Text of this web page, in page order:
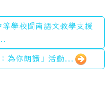
學校閩南語文教學支援
為你朗讀」活動...